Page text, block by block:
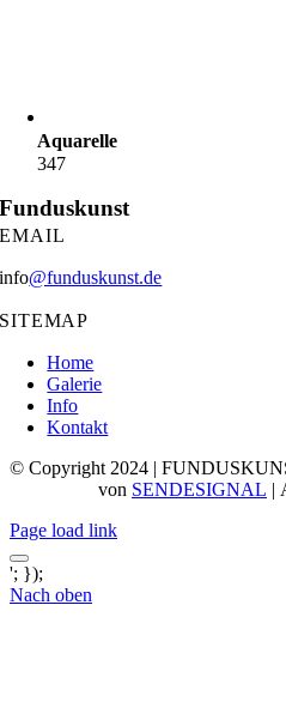
Aquarelle
347
Funduskunst
EMAIL
info@funduskunst.de
SITEMAP
Home
Galerie
Info
Kontakt
© Copyright 2024 |
von SENDESIGNAL |
Page load link
'; });
Nach oben